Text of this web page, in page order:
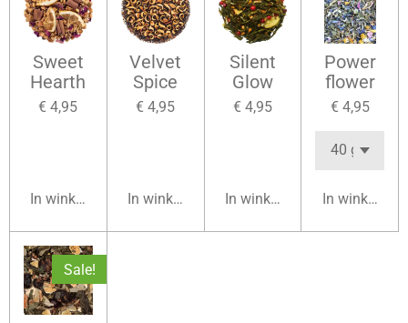
Sweet
Hearth
€ 4,95
In winkelwagen
Velvet
Spice
€ 4,95
In winkelwagen
Silent
Glow
€ 4,95
In winkelwagen
Power
flower
€ 4,95
In
Sale!